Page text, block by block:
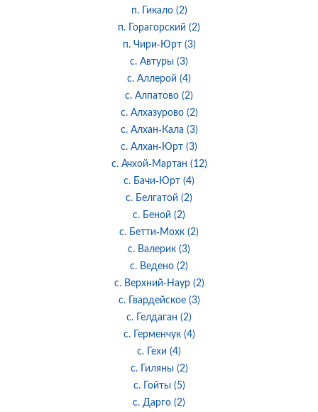
п. Гикало (2)
п. Горагорский (2)
п. Чири-Юрт (3)
с. Автуры (3)
с. Аллерой (4)
с. Алпатово (2)
с. Алхазурово (2)
с. Алхан-Кала (3)
с. Алхан-Юрт (3)
с. Ачхой-Мартан (12)
с. Бачи-Юрт (4)
с. Белгатой (2)
с. Беной (2)
с. Бетти-Мохк (2)
с. Валерик (3)
с. Ведено (2)
с. Верхний-Наур (2)
с. Гвардейское (3)
с. Гелдаган (2)
с. Герменчук (4)
с. Гехи (4)
с. Гиляны (2)
с. Гойты (5)
с. Дарго (2)